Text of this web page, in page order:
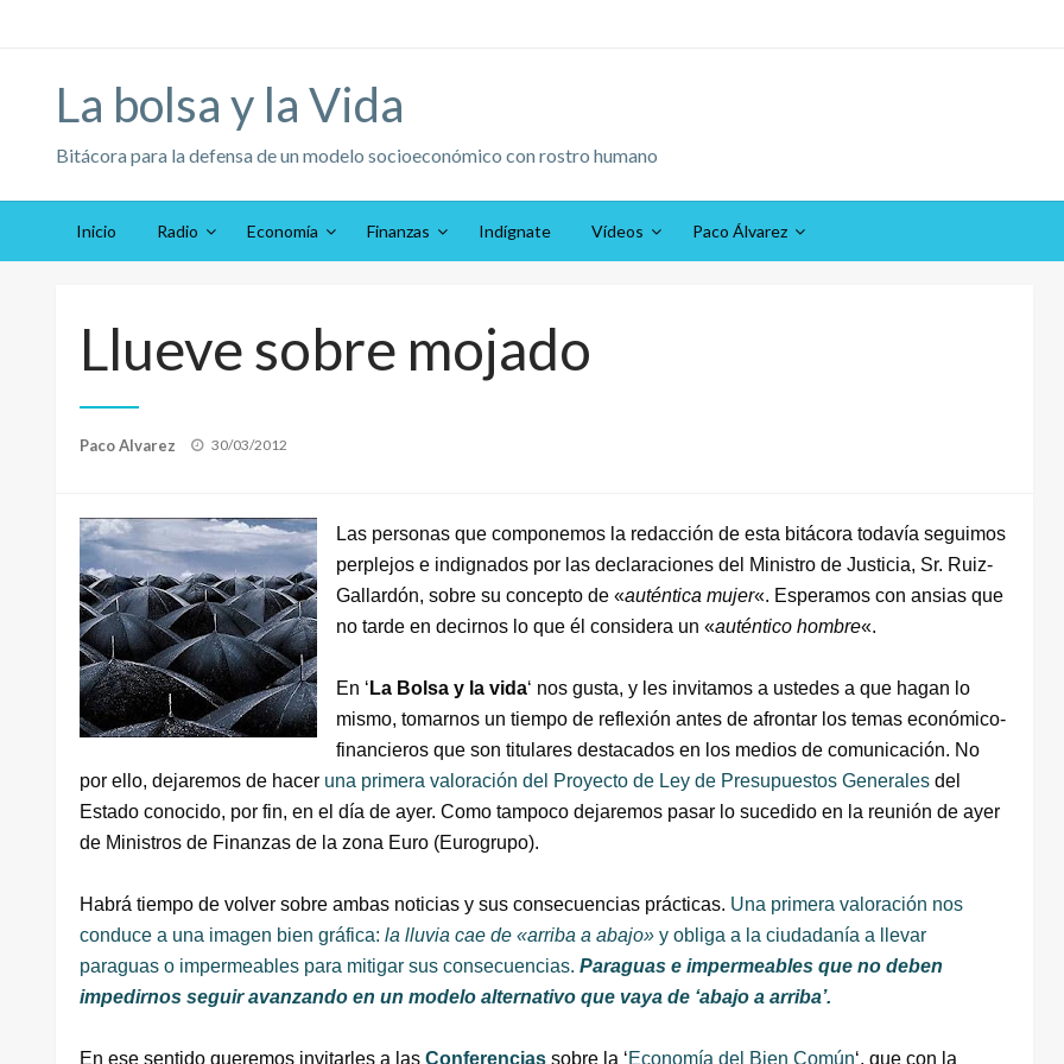
al
La bolsa y la Vida
Bitácora para la defensa de un modelo socioeconómico con rostro humano
Inicio Radio Economía Finanzas Indígnate Vídeos Paco Álvarez
Llueve sobre mojado
Paco Alvarez
Publicado
30/03/2012
Las personas que componemos la redacción de esta bitácora todavía seguimos
perplejos e indignados por las declaraciones del Ministro de Justicia, Sr. Ruiz-
Gallardón, sobre su concepto de «auténtica mujer«. Esperamos con ansias que
no tarde en decirnos lo que él considera un «auténtico hombre«.
En ‘ La Bolsa y la vida‘ nos gusta, y les invitamos a ustedes a que hagan lo
mismo, tomarnos un tiempo de reflexión antes de afrontar los temas económico-
financieros que son titulares destacados en los medios de comunicación. No
por ello, dejaremos de hacer una primera valoración del Proyecto de Ley de Presupuestos Generales del
Estado conocido, por fin, en el día de ayer. Como tampoco dejaremos pasar lo sucedido en la reunión de ayer
de Ministros de Finanzas de la zona Euro (Eurogrupo).
Habrá tiempo de volver sobre ambas noticias y sus consecuencias prácticas. Una primera valoración nos
conduce a una imagen bien gráfica: la lluvia cae de «arriba a abajo» y obliga a la ciudadanía a llevar
paraguas o impermeables para mitigar sus consecuencias. Paraguas e impermeables que no deben
impedirnos seguir avanzando en un modelo alternativo que vaya de ‘abajo a arriba’.
En ese sentido queremos invitarles a las Conferencias sobre la ‘Economía del Bien Común‘, que con la